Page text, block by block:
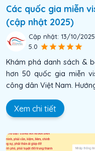
Các quốc gia miễn
(cập nhật 2025)
Cập nhật: 13/10/2025
5.0
Khám phá danh sách &
hơn 50 quốc gia miễn
công dân Việt Nam.
Xem chi tiết